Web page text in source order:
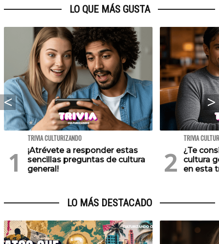
LO QUE MÁS GUSTA
TRIVIA CULTURIZANDO
¡Atrévete a responder estas
sencillas preguntas de cultura
general!
TRIVIA
¿Te
cultura
en esta
LO MÁS DESTACADO